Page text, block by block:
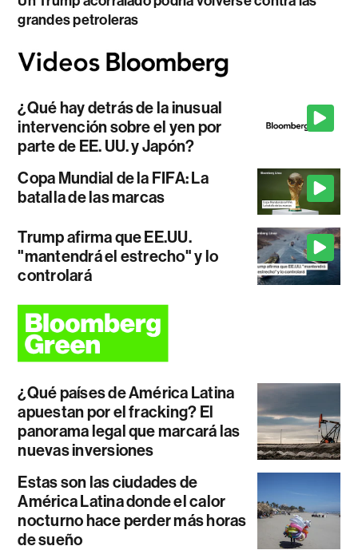
grandes petroleras
¿Qué hay detrás de la inusual
intervención sobre el yen por
parte de EE. UU. y Japón?
Copa Mundial de la FIFA: La
batalla de las marcas
Trump afirma que EE.UU.
"mantendrá el estrecho" y lo
controlará
¿Qué países de América Latina
apuestan por el fracking? El
panorama legal que marcará las
nuevas inversiones
Estas son las ciudades de
América Latina donde el calor
nocturno hace perder más horas
de sueño